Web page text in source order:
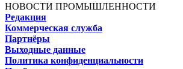
НОВОСТИ ПРОМЫШЛЕННОСТИ
Редакция
Коммерческая служба
Партнёры
Выходные данные
Политика конфиденциальности